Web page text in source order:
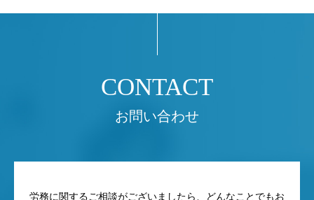
お問い合わせ
労務に関するご相談がございましたら、どんなことでもお